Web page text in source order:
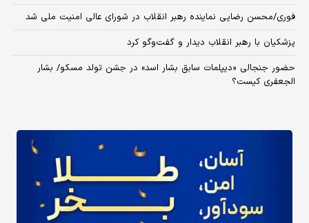
فوری/محسن رضایی نماینده رهبر انقلاب در شورای عالی امنیت ملی شد
پزشکیان با رهبر انقلاب دیدار و گفت‌وگو کرد
حضور جنجالی «دیپلمات سابق بشار اسد» در جشن تولد مسکو/ بشار
الجعفری کیست؟